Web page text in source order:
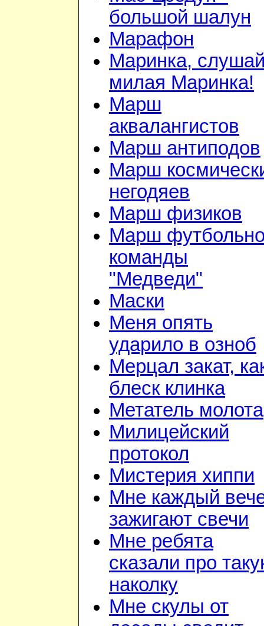
большой шалун
Марафон
Маринка,
милая Маринка!
Марш
аквалангистов
Марш антиподов
Марш
негодяев
Марш физиков
Марш
команды
"Медведи"
Маски
Меня опять
ударило в озноб
Мерцал закат,
блеск клинка
Метатель молота
Милицейский
протокол
Мистерия хиппи
Мне каждый
зажигают свечи
Мне ребята
сказали про
наколку
Мне скулы от